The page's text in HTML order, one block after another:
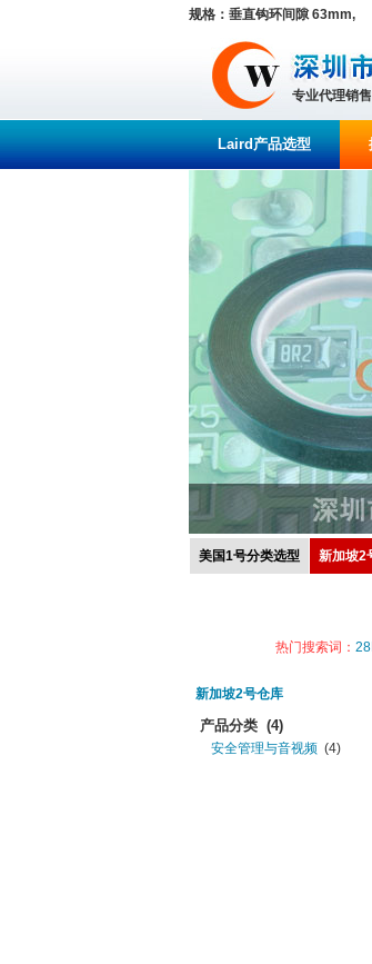
规格：垂直钩环间隙 63mm,
专业代理销
Laird产品选型
美国1号分类选型 新加坡2
热门搜索词：
新加坡2号仓库
产品分类 (4)
安全管理与音视频 (4)